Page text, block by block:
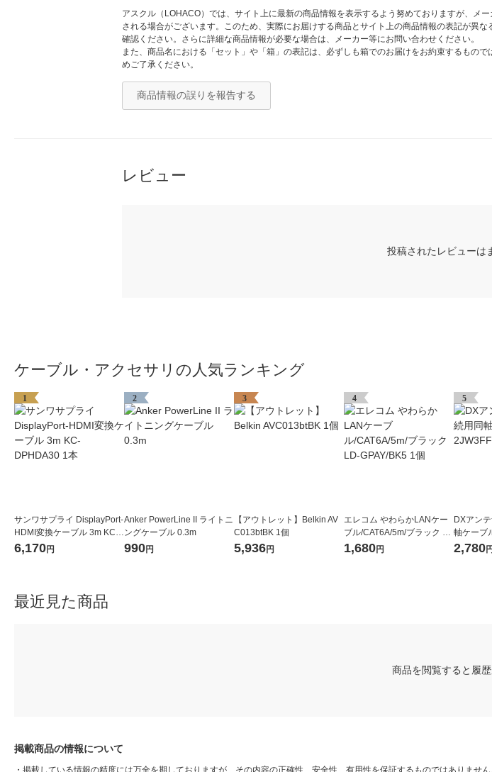
アスクル（LOHACO）では、サイト上に最新の商品情報を表示するよう努めておりますが、メ
される場合がございます。このため、実際にお届けする商品とサイト上の商品情報の表記が異
確認ください。さらに詳細な商品情報が必要な場合は、メーカー等にお問い合わせください。
また、商品名における「セット」や「箱」の表記は、必ずしも箱でのお届けをお約束するもの
めご了承ください。
商品情報の誤りを報告する
レビュー
投稿されたレビューは
ケーブル・アクセサリの人気ランキング
1
サンワサプライ DisplayPort-
HDMI変換ケーブル 3m KC-
DPHDA30 1本
6,170円
2
Anker PowerLine II ライトニ
ングケーブル 0.3m
990円
3
【アウトレット】Belkin AV
C013btBK 1個
5,936円
4
エレコム やわらかLANケー
ブル/CAT6A/5m/ブラック LD
-GPAY/BK5 1個
1,680円
5
DXアン
軸ケーブ
1個
2,780円
最近見た商品
商品を閲覧すると履
掲載商品の情報について